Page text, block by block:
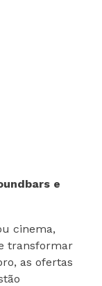
e
cinema,
transformar
as ofertas